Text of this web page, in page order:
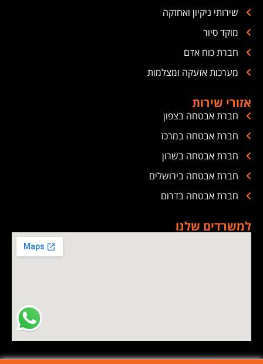
שירותי ניקיון ואחזקה
מוקד סיור
חברת כוח אדם
מערכות אזעקה ומצלמות
אזורי שירות
חברת אבטחה בצפון
חברת אבטחה במרכז
חברת אבטחה בשרון
חברת אבטחה בירושלים
חברת אבטחה בדרום
למשרדים שלנו